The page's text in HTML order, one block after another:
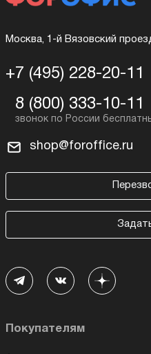
Москва, 1-й Вязовский
+7 (495) 228-20-11
8 (800) 333-10-11
shop@foroffice.ru
Покупателям